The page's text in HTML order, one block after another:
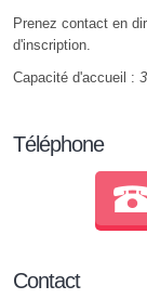
Prenez contact en
d'inscription.
Capacité d'accueil :
Téléphone
Contact